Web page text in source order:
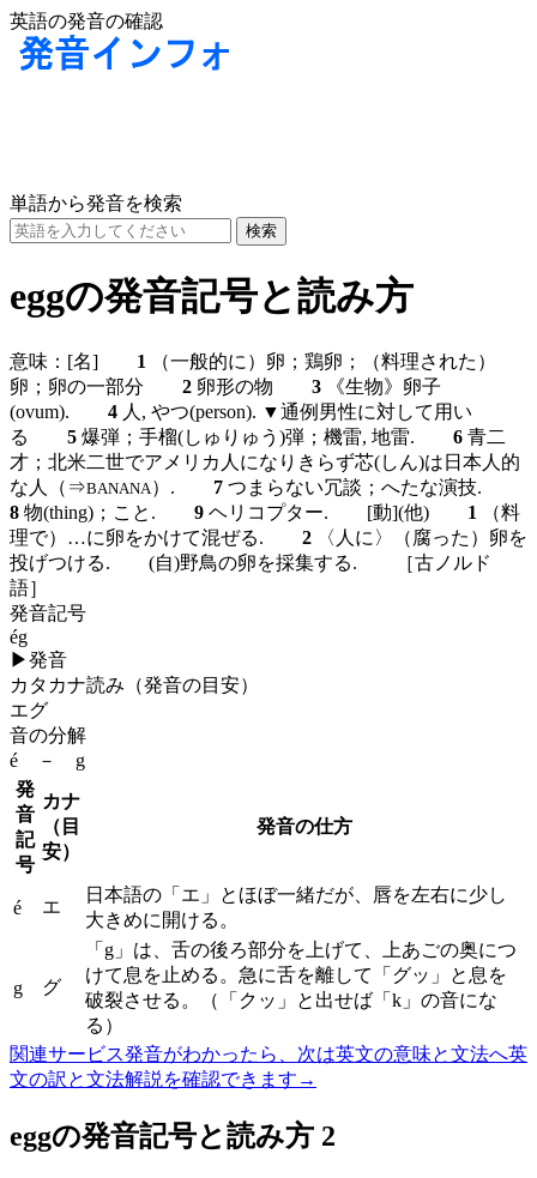
英語の発音の確認
単語から発音を検索
eggの発音記号と読み方
意味： [名] 1
（一般的に）卵；鶏卵；（料理された）
卵；卵の一部分 2 卵形の物 3 《生物》卵子
(ovum). 4 人, やつ(person). ▼通例男性に対して用い
る 5 爆弾；手榴(しゅりゅう)弾；機雷, 地雷. 6 青二
才；北米二世でアメリカ人になりきらず芯(しん)は日本人的
な人（⇒BANANA ）. 7 つまらない冗談；へたな演技.
8 物(thing)；こと. 9 ヘリコプター. [動](他) 1
（料
理で）…に卵をかけて混ぜる. 2 〈人に〉（腐った）卵を
投げつける. (自)野鳥の卵を採集する. ［古ノルド
語］
発音記号
ég
▶発音
カタカナ読み（発音の目安）
エグ
音の分解
é － g
発
音
記
号
カナ
（目
安）
発音の仕方
é エ
日本語の「エ」とほぼ一緒だが、唇を左右に少し
大きめに開ける。
g グ
「g」は、舌の後ろ部分を上げて、上あごの奥につ
けて息を止める。急に舌を離して「グッ」と息を
破裂させる。（「クッ」と出せば「k」の音にな
る）
関連サービス発音がわかったら、次は英文の意味と文法へ英
文の訳と文法解説を確認できます →
eggの発音記号と読み方 2